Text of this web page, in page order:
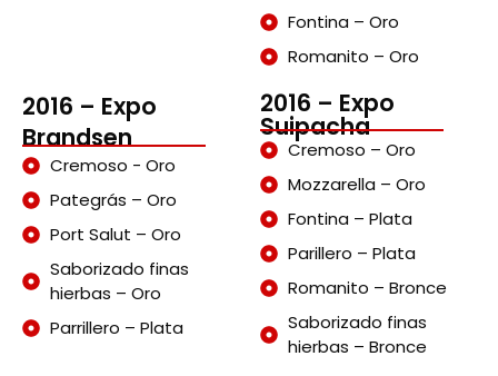
Fontina – Oro
Romanito – Oro
2016 – Expo
Brandsen
Cremoso - Oro
Pategrás – Oro
Port Salut – Oro
Saborizado finas
hierbas – Oro
Parrillero – Plata
2016 – Expo
Suipacha
Cremoso – Oro
Mozzarella – Oro
Fontina – Plata
Parillero – Plata
Romanito – Bronce
Saborizado finas
hierbas – Bronce